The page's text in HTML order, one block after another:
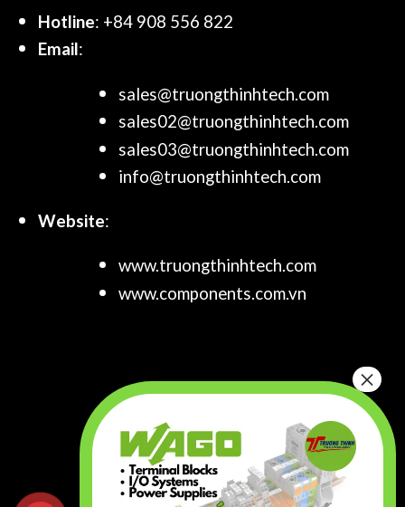
Hotline: +84 908 556 822
Email:
sales@truongthinhtech.com
sales02@truongthinhtech.com
sales03@truongthinhtech.com
info@truongthinhtech.com
Website:
www.truongthinhtech.com
www.components.com.vn